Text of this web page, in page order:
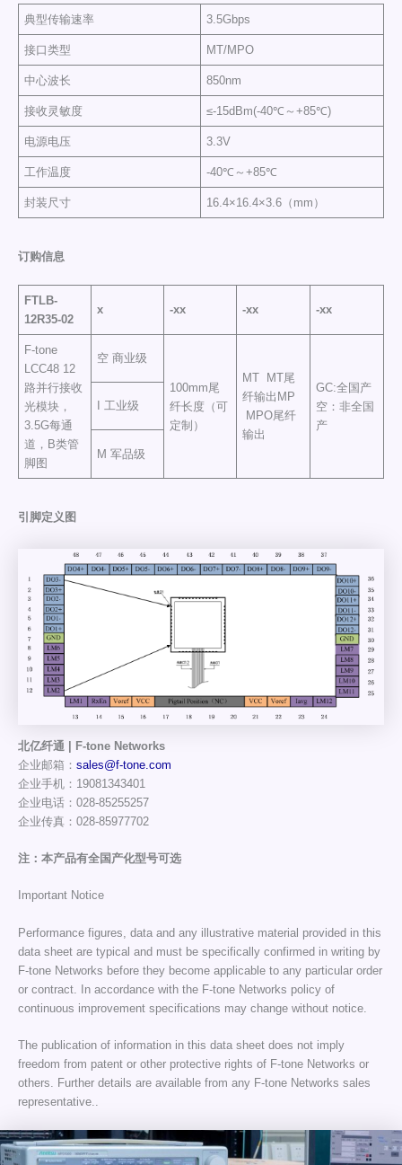
典型传输速率 3.5Gbps
接口类型 MT/MPO
中心波长 850nm
接收灵敏度 ≤-15dBm(-40℃～+85℃)
电源电压 3.3V
工作温度 -40℃～+85℃
封装尺寸 16.4×16.4×3.6（mm）
订购信息
FTLB-
12R35-02
x -xx -xx -xx
F-tone
LCC48 12
路并行接收
光模块，
3.5G每通
道，B类管
脚图
空 商业级
100mm尾
纤长度（可
定制）
MT MT尾
纤输出MP
MPO尾纤
输出
GC:全国产
空：非全国
产
I 工业级
M 军品级
引脚定义图
北亿纤通 | F-tone Networks
企业邮箱： sales@f-tone.com
企业手机：19081343401
企业电话：028-85255257
企业传真：028-85977702
注：本产品有全国产化型号可选
Important Notice
Performance figures, data and any illustrative material provided in this
data sheet are typical and must be specifically confirmed in writing by
F-tone Networks before they become applicable to any particular order
or contract. In accordance with the F-tone Networks policy of
continuous improvement specifications may change without notice.
The publication of information in this data sheet does not imply
freedom from patent or other protective rights of F-tone Networks or
others. Further details are available from any F-tone Networks sales
representative..